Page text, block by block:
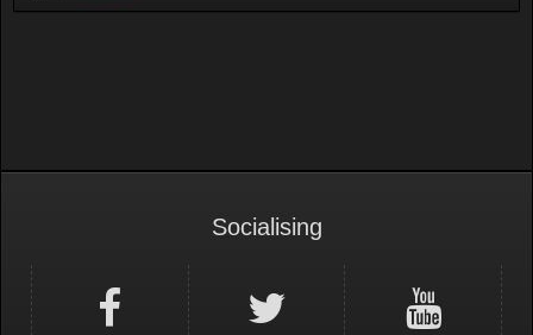
Socialising